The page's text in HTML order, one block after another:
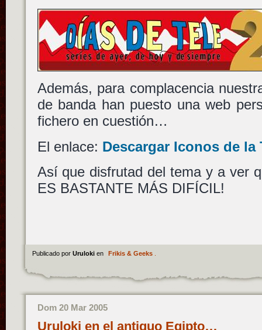
Además, para complacencia
de banda han puesto una web
fichero en cuestión…
El enlace: Descargar Iconos de la
Así que disfrutad del tema y a ver
ES BASTANTE MÁS DIFÍCIL!
Publicado por Uruloki en Frikis & Geeks.
Dom 20 Mar 2005
Uruloki en el antiguo Egipto…